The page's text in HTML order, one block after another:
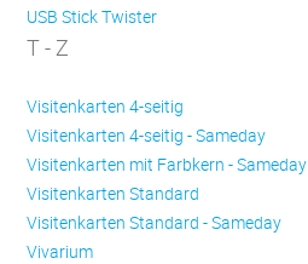
USB Stick Twister
T - Z
Visitenkarten 4-seitig
Visitenkarten 4-seitig - Sameday
Visitenkarten mit Farbkern - Sameday
Visitenkarten Standard
Visitenkarten Standard - Sameday
Vivarium